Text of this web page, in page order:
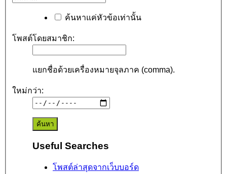
ค้นหาแค่หัวข้อเท่านั้น
โพสต์โดยสมาชิก:
แยกชื่อด้วยเครื่องหมายจุลภาค (comma).
ใหม่กว่า:
Useful Searches
โพสต์ล่าสุดจากเว็บบอร์ด